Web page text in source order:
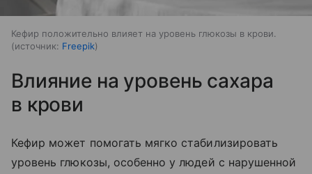
Кефир положительно влияет на уровень глюкозы в крови.
источник: Freepik
Влияние на уровень сахара
в крови
Кефир может помогать мягко стабилизировать
уровень глюкозы, особенно у людей с нарушенной